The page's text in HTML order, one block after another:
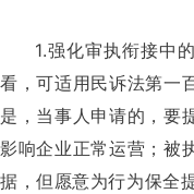
1.强化审执衔接中
看，可适用民诉法第一
是，当事人申请的，要
影响企业正常运营；被
据，但愿意为行为保全